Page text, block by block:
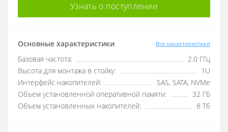
Узнать о поступлении
Основные характеристики Все характеристики
Базовая частота:
2.0 ГГц
Высота для монтажа в стойку:
1U
Интерфейс накопителей:
SAS, SATA, NVMe
Объем установленной оперативной памяти:
32 ГБ
Объем установленных накопителей:
8 Тб